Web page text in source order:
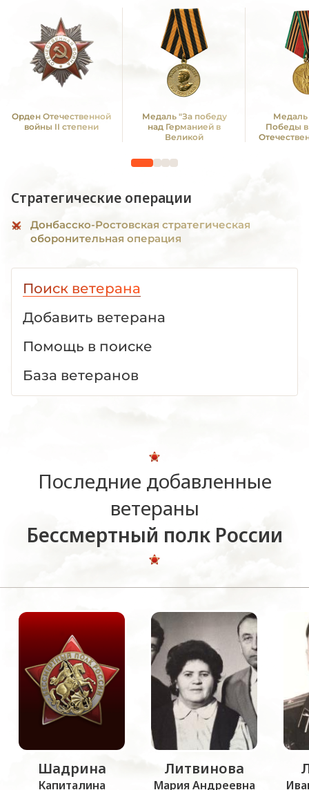
Орден Отечественной
войны II степени
Медаль "За победу
над Германией в
Великой
1941 -1945 гг."
Медаль
Победы
Стратегические операции
Донбасско-Ростовская стратегическая
оборонительная операция
Поиск ветерана
Добавить ветерана
Помощь в поиске
База ветеранов
Последние добавленные
ветераны
Бессмертный полк России
Шадрина
Капиталина
Литвинова
Мария Андреевна